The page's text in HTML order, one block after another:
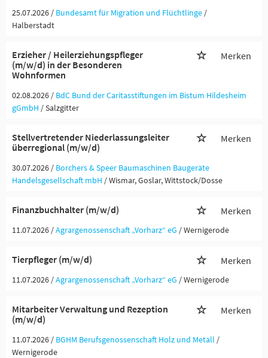
25.07.2026 / Bundesamt für Migration und Flüchtlinge /
Halberstadt
Erzieher / Heilerziehungspfleger
(m/w/d) in der Besonderen
Wohnformen
Merken
02.08.2026 / BdC Bund der Caritasstiftungen im Bistum Hildesheim
gGmbH / Salzgitter
Stellvertretender Niederlassungsleiter
überregional (m/w/d)
Merken
30.07.2026 / Borchers & Speer Baumaschinen Baugeräte
Handelsgesellschaft mbH / Wismar, Goslar, Wittstock/Dosse
Finanzbuchhalter (m/w/d) Merken
11.07.2026 /Agrargenossenschaft „Vorharz“ eG / Wernigerode
Tierpfleger (m/w/d) Merken
11.07.2026 /Agrargenossenschaft „Vorharz“ eG / Wernigerode
Mitarbeiter Verwaltung und Rezeption
(m/w/d)
Merken
11.07.2026 / BGHM Berufsgenossenschaft Holz und Metall /
Wernigerode